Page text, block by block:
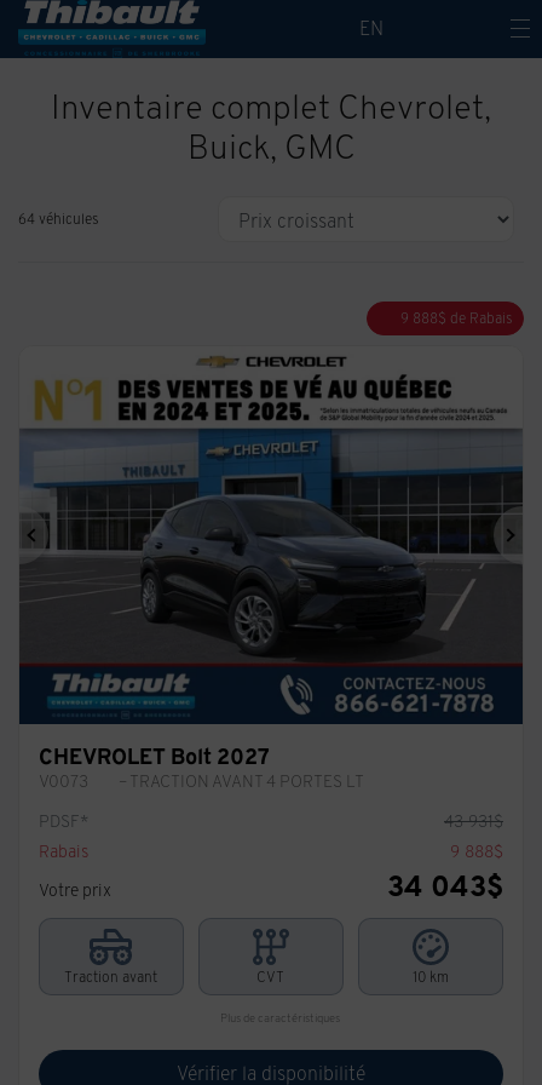
EN
Inventaire complet Chevrolet,
Buick, GMC
64 véhicules
9 888$ de Rabais
Précédent
CHEVROLET Bolt 2027
V0073
– TRACTION AVANT 4 PORTES LT
PDSF*
43 931$
Rabais
9 888$
Votre prix
34 043$
Traction avant CVT 10 km
Plus de caractéristiques
Vérifier la disponibilité